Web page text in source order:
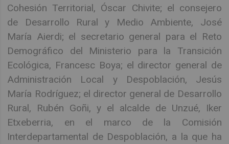
Cohesión Territorial, Óscar Chivite; el consejero
de Desarrollo Rural y Medio Ambiente, José
María Aierdi; el secretario general para el Reto
Demográfico del Ministerio para la Transición
Ecológica, Francesc Boya; el director general de
Administración Local y Despoblación, Jesús
María Rodríguez; el director general de Desarrollo
Rural, Rubén Goñi, y el alcalde de Unzué, Iker
Etxeberria, en el marco de la Comisión
Interdepartamental de Despoblación, a la que ha